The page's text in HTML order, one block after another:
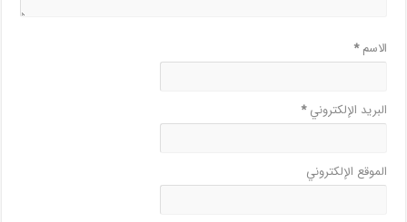
الاسم*
البريد الإلكتروني*
الموقع الإلكتروني